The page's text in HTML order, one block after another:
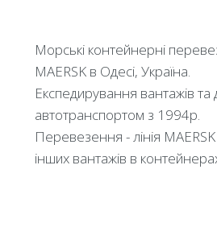
Морські контейнерні
MAERSK в Одесі, Україна.
Експедирування вантажів
автотранспортом з 1994р.
Перевезення - лінія
інших вантажів в